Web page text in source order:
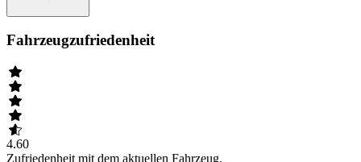
Fahrzeugzufriedenheit
4.60
Zufriedenheit mit dem aktuellen Fahrzeug.